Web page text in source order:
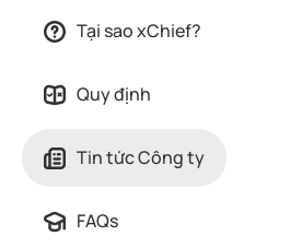
Tại sao xChief?
Quy định
Tin tức Công ty
FAQs